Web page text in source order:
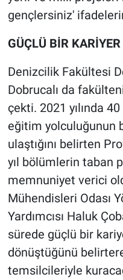
gençlersiniz'
GÜÇLÜ BİR
Denizcilik Fakültesi
Dobrucalı da
çekti. 2021 yılında
eğitim yolculuğunun
ulaştığını belirten
yıl bölümlerin taban
memnuniyet verici
Mühendisleri Odası
Yardımcısı Haluk
sürede güçlü bir
dönüştüğünü
temsilcileriyle